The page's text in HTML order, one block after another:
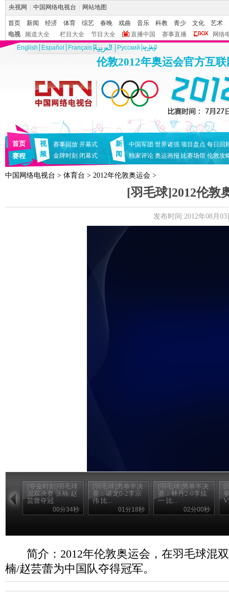
央视网 中国网络电视台 网站地图
首页 新闻 经济 体育 综艺 春晚 戏曲 音乐 科教 青少 文化
艺术
电视
频道大全 栏目大全 节目大全 直播中国 赛事直播
网络
English
Español Français Pусский
伦敦2012年奥运会官方互
首页
赛程
视
频
赛事回放 开幕式
金牌时刻 闭幕式
新
闻
中国军团 世界诸强 项目盘点 每日回
独家评论 奥运画报 比赛场馆 伦敦攻
中国网络电视台 > 体育台 > 2012年伦敦奥运会 >
[羽毛球]2012伦敦
发布时间:2012年08月
[夺金时刻]羽毛球
混双决赛 张楠/赵
芸蕾夺冠
00分34秒
[羽毛球]男单半决
赛：谌龙0-2李宗
伟 比...
01分18秒
[羽毛球]男单半决
赛：林丹2-0李炫
一 比...
02分00秒
[
简介：2012年伦敦奥运会，在羽毛球混
楠/赵芸蕾为中国队夺得冠军。